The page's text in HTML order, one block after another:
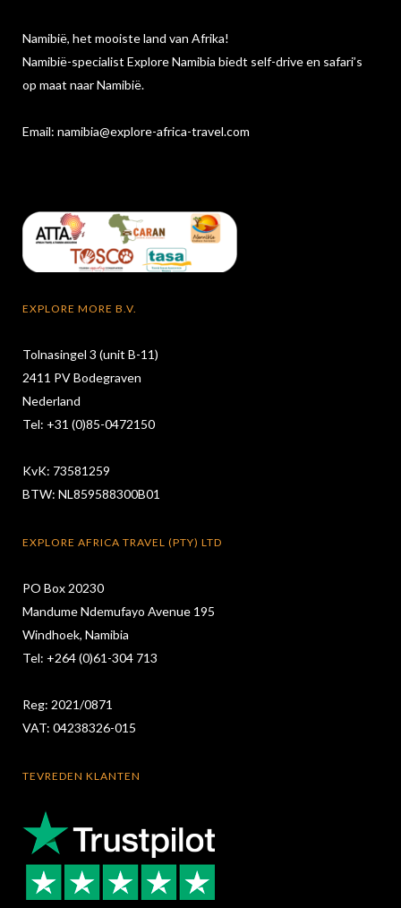
Namibië, het mooiste land van Afrika!
Namibië-specialist Explore Namibia biedt self-drive en safari’s
op maat naar Namibië.
Email: namibia@explore-africa-travel.com
EXPLORE MORE B.V.
Tolnasingel 3 (unit B-11)
2411 PV Bodegraven
Nederland
Tel: +31 (0)85-0472150
KvK: 73581259
BTW: NL859588300B01
EXPLORE AFRICA TRAVEL (PTY) LTD
PO Box 20230
Mandume Ndemufayo Avenue 195
Windhoek, Namibia
Tel: +264 (0)61-304 713
Reg: 2021/0871
VAT: 04238326-015
TEVREDEN KLANTEN